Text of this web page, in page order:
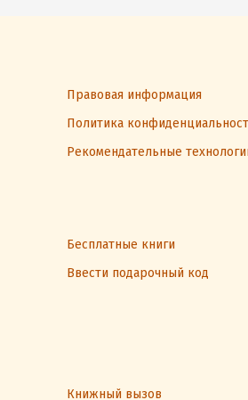
Правовая информация
Политика
Рекомендательные
Бесплатные книги
Ввести подарочный код
Книжный вызов